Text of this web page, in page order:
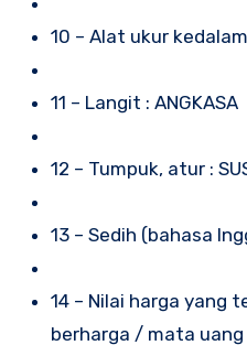
10 – Alat ukur
11 – Langit : ANGKASA
12 – Tumpuk, atur :
13 – Sedih (bahasa
14 – Nilai harga yang
berharga / mata uang :